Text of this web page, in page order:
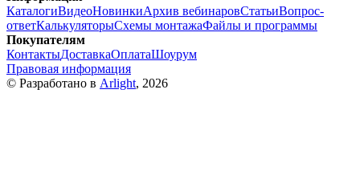
КаталогиВидеоНовинкиАрхив вебинаровСтатьиВопрос-
ответКалькуляторыСхемы монтажаФайлы и программы
Покупателям
КонтактыДоставкаОплатаШоурум
Правовая информация
© Разработано в Arlight, 2026